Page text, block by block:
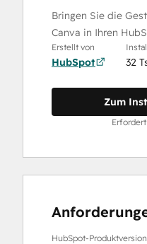
Bringen Sie die
Canva in Ihren
Erstellt von
HubSpot 32
Zum
HubSpot-Produktversion